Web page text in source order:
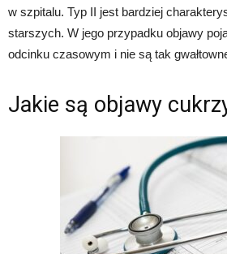
w szpitalu. Typ II jest bardziej
starszych. W jego przypadku objawy
odcinku czasowym i nie są tak
Jakie są objawy